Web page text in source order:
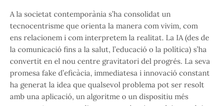
A la societat contemporània s’ha consolidat un
tecnocentrisme que orienta la manera com vivim, com
ens relacionem i com interpretem la realitat. La IA (des de
la comunicació fins a la salut, l’educació o la política) s’ha
convertit en el nou centre gravitatori del progrés. La seva
promesa fake d’eficàcia, immediatesa i innovació constant
ha generat la idea que qualsevol problema pot ser resolt
amb una aplicació, un algoritme o un dispositiu més